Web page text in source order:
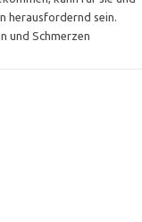
herausfordernd sein.
und Schmerzen